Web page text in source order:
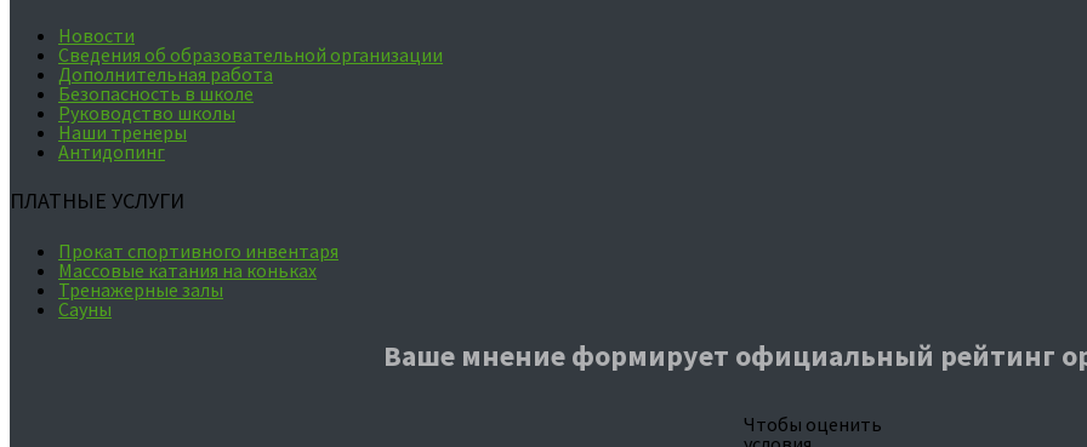
Новости
Сведения об образовательной организации
Дополнительная работа
Безопасность в школе
Руководство школы
Наши тренеры
Антидопинг
ПЛАТНЫЕ УСЛУГИ
Прокат спортивного инвентаря
Массовые катания на коньках
Тренажерные залы
Сауны
Ваше мнение формирует официальный рейтинг
Чтобы оценить